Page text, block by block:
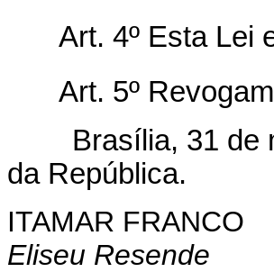
Art. 4º Esta Lei
Art. 5º
Brasília, 31 de
da República.
ITAMAR FRANCO
Eliseu Resende